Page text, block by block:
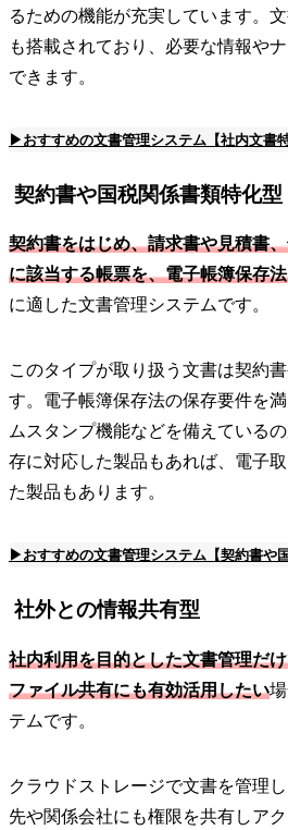
るための機能が充実しています。
も搭載されており、必要な情報や
できます。
▶おすすめの文書管理システム【社内文書
契約書や国税関係書類特化型
契約書をはじめ、請求書や見積書
に該当する帳票を、電子帳簿保存
に適した文書管理システムです。
このタイプが取り扱う文書は契約
す。電子帳簿保存法の保存要件を
ムスタンプ機能などを備えている
存に対応した製品もあれば、電子
た製品もあります。
▶おすすめの文書管理システム【契約書や
社外との情報共有型
社内利用を目的とした文書管理だ
ファイル共有にも有効活用したい
テムです。
クラウドストレージで文書を管理
先や関係会社にも権限を共有しア